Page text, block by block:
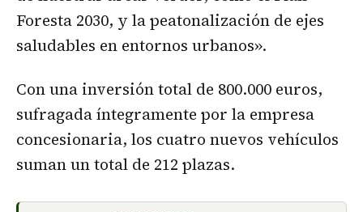
Foresta 2030, y la peatonalización de ejes
saludables en entornos urbanos».
Con una inversión total de 800.000 euros,
sufragada íntegramente por la empresa
concesionaria, los cuatro nuevos vehículos
suman un total de 212 plazas.